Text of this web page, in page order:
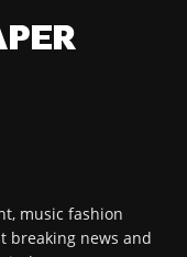
music fashion
breaking news and